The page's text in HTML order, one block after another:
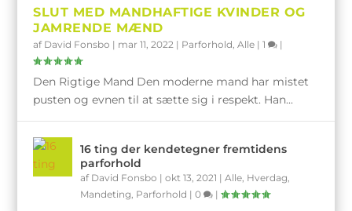
SLUT MED MANDHAFTIGE KVINDER OG
JAMRENDE MÆND
af David Fonsbo | mar 11, 2022 | Parforhold ,Alle |1 |
Den Rigtige Mand Den moderne mand har mistet
pusten og evnen til at sætte sig i respekt. Han...
16 ting der kendetegner fremtidens
parforhold
af David Fonsbo |okt 13, 2021 |Alle Hverdag
Mandeting Parforhold |0 |